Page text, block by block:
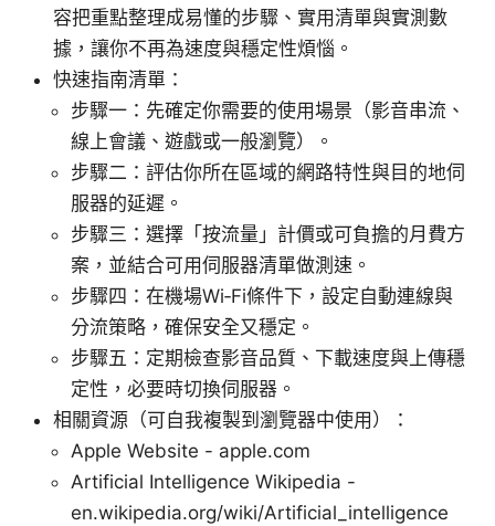
容把重點整理成易懂的步驟、實用清單與實測數
據，讓你不再為速度與穩定性煩惱。
快速指南清單：
步驟一：先確定你需要的使用場景（影音串流、
線上會議、遊戲或一般瀏覽）。
步驟二：評估你所在區域的網路特性與目的地伺
服器的延遲。
步驟三：選擇「按流量」計價或可負擔的月費方
案，並結合可用伺服器清單做測速。
步驟四：在機場Wi‑Fi條件下，設定自動連線與
分流策略，確保安全又穩定。
步驟五：定期檢查影音品質、下載速度與上傳穩
定性，必要時切換伺服器。
相關資源（可自我複製到瀏覽器中使用）：
Apple Website - apple.com
Artificial Intelligence Wikipedia -
en.wikipedia.org/wiki/Artificial_intelligence